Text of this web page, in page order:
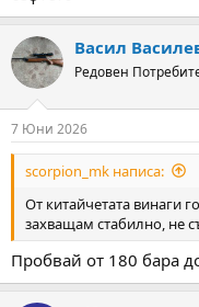
Васил
Редовен
7 Юни 2026
scorpion_mk написа:
От китайчетата винаги
захващам стабилно, не
Пробвай от 180 бара